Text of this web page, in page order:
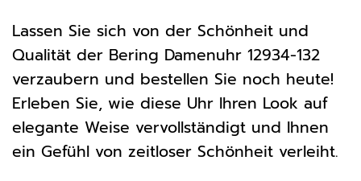
Lassen Sie sich von der Schönheit und
Qualität der Bering Damenuhr 12934-132
verzaubern und bestellen Sie noch heute!
Erleben Sie, wie diese Uhr Ihren Look auf
elegante Weise vervollständigt und Ihnen
ein Gefühl von zeitloser Schönheit verleiht.